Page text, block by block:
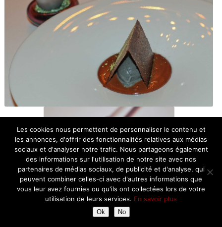
Les cookies nous permettent de personnaliser le contenu et
les annonces, d'offrir des fonctionnalités relatives aux médias
sociaux et d'analyser notre trafic. Nous partageons également
des informations sur l'utilisation de notre site avec nos
partenaires de médias sociaux, de publicité et d'analyse, qui
peuvent combiner celles-ci avec d'autres informations que
vous leur avez fournies ou qu'ils ont collectées lors de votre
utilisation de leurs services. En savoir plus
Ok No